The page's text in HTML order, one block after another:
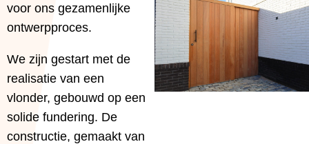
voor ons gezamenlijke
ontwerpproces.
We zijn gestart met de
realisatie van een
vlonder, gebouwd op een
solide fundering. De
constructie, gemaakt van